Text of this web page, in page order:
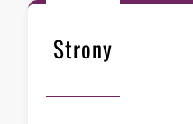
Strony